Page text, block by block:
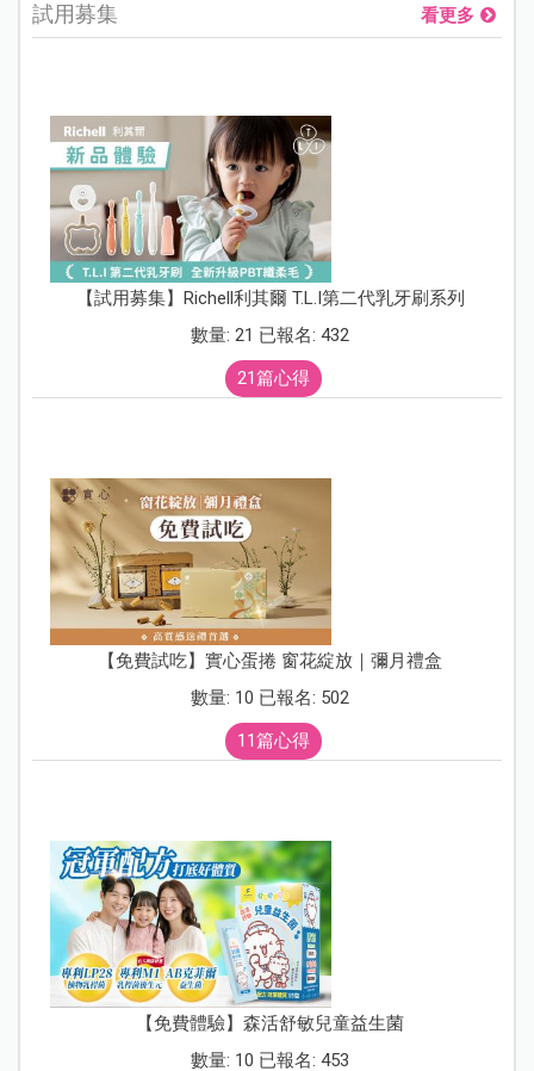
試用募集 看更多
【試用募集】Richell利其爾 T.L.I第二代乳牙刷系列
數量: 21 已報名: 432
21篇心得
【免費試吃】實心蛋捲 窗花綻放｜彌月禮盒
數量: 10 已報名: 502
11篇心得
【免費體驗】森活舒敏兒童益生菌
數量: 10 已報名: 453